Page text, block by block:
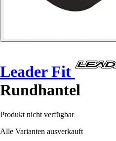
Leader Fit
Rundhantel
Produkt nicht verfügbar
Alle Varianten ausverkauft